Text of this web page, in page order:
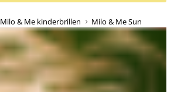
Milo & Me kinderbrillen Milo & Me Sun